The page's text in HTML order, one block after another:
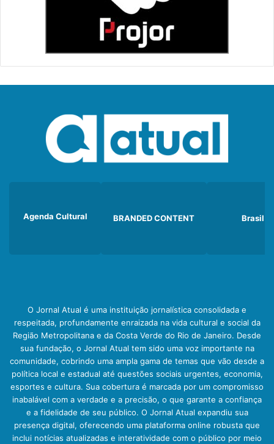
Agenda Cultural BRANDED CONTENT Brasil
O Jornal Atual é uma instituição jornalística consolidada e
respeitada, profundamente enraizada na vida cultural e social da
Região Metropolitana e da Costa Verde do Rio de Janeiro. Desde
sua fundação, o Jornal Atual tem sido uma voz importante na
comunidade, cobrindo uma ampla gama de temas que vão desde a
política local e estadual até questões sociais urgentes, economia,
esportes e cultura. Sua cobertura é marcada por um compromisso
inabalável com a verdade e a precisão, o que garante a confiança
e a fidelidade de seu público. O Jornal Atual expandiu sua
presença digital, oferecendo uma plataforma online robusta que
inclui notícias atualizadas e interatividade com o público por meio